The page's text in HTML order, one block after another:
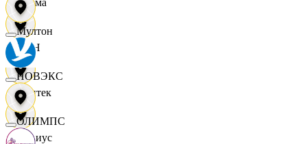
Сигма
СИН
Синтек
Сириус
Мултон
НОВЭКС
ОЛИМПС